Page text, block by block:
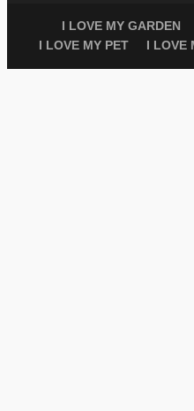
I LOVE MY GARDEN
I LOVE MY PET
I LOVE